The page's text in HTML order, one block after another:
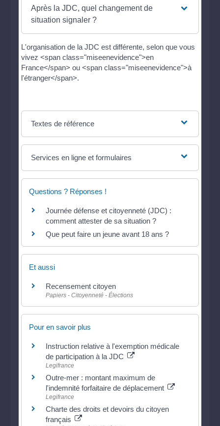
Après la JDC, quel changement de
situation signaler ?
L'organisation de la JDC est différente, selon que vous
vivez <span class="miseenevidence">en
France</span> ou <span class="miseenevidence">à
l'étranger</span>.
Textes de référence
Services en ligne et formulaires
Questions ? Réponses !
Journée défense et citoyenneté (JDC) :
comment attester de sa situation ?
Que peut faire un jeune avant 18 ans ?
Et aussi
Recensement citoyen
Papiers - Citoyenneté - Élections
Pour en savoir plus
Instruction relative à l'exemption médicale
de participation à la JDC
Legifrance
Outre-mer : montant maximum de
l'indemnité forfaitaire de déplacement
Legifrance
Charte des droits et devoirs du citoyen
français